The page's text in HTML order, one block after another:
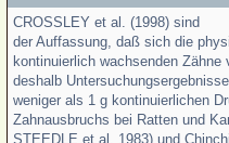
CROSSLEY et al. (1998) sind
der Auffassung, daß sich die
kontinuierlich wachsenden Zähne
deshalb
weniger als 1 g kontinuierlichen
Zahnausbruchs bei Ratten und
STEEDLE et al. 1983) und